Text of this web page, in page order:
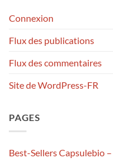
Connexion
Flux des publications
Flux des commentaires
Site de WordPress-FR
PAGES
Best-Sellers Capsulebio